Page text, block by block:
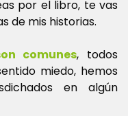
por el libro, te vas
de mis historias.
comunes, todos
miedo, hemos
en algún